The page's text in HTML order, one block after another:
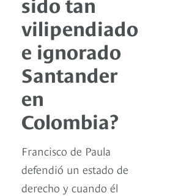
vilipendiado
e ignorado
Santander
en
Colombia?
Francisco de Paula
defendió un estado de
derecho y cuando él